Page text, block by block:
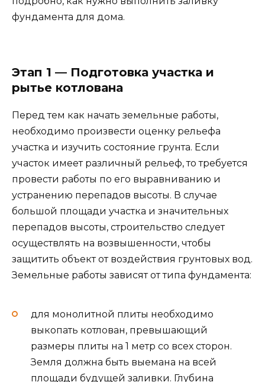
фундамента для дома.
Этап 1 — Подготовка участка и
рытье котлована
Перед тем как начать земельные работы,
необходимо произвести оценку рельефа
участка и изучить состояние грунта. Если
участок имеет различный рельеф, то требуется
провести работы по его выравниванию и
устранению перепадов высоты. В случае
большой площади участка и значительных
перепадов высоты, строительство следует
осуществлять на возвышенности, чтобы
защитить объект от воздействия грунтовых вод.
Земельные работы зависят от типа фундамента:
для монолитной плиты необходимо
выкопать котлован, превышающий
размеры плиты на 1 метр со всех сторон.
Земля должна быть выемана на всей
площади будущей заливки. Глубина